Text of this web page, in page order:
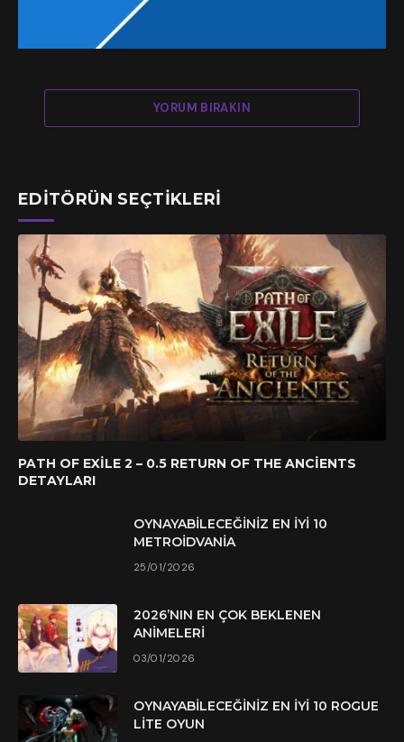
YORUM BIRAKIN
EDITÖRÜN SEÇTIKLERI
PATH OF EXILE 2 – 0.5 RETURN OF THE ANCIENTS
DETAYLARI
OYNAYABILECEĞINIZ EN İYI 10
METROIDVANIA
25/01/2026
2026’NIN EN ÇOK BEKLENEN
ANIMELERI
03/01/2026
OYNAYABILECEĞINIZ EN İYI 10 ROGUE
LITE OYUN